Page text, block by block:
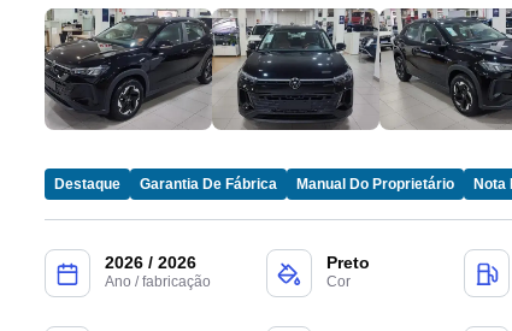
Destaque Garantia De Fábrica Manual Do Proprietário Nota
2026 / 2026
Ano / fabricação
Preto
Cor